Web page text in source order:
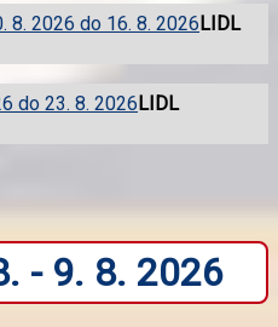
LIDL
LIDL
- 9. 8. 2026